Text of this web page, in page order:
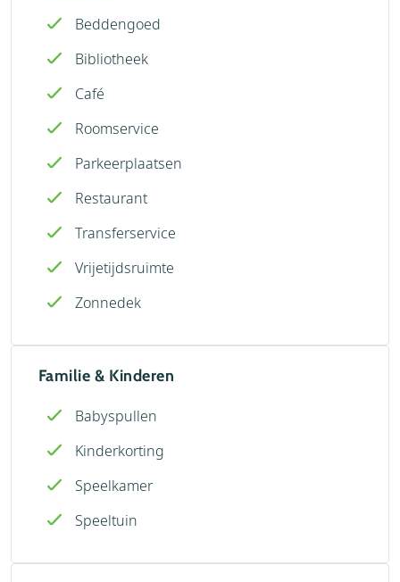
Beddengoed
Bibliotheek
Café
Roomservice
Parkeerplaatsen
Restaurant
Transferservice
Vrijetijdsruimte
Zonnedek
Familie & Kinderen
Babyspullen
Kinderkorting
Speelkamer
Speeltuin